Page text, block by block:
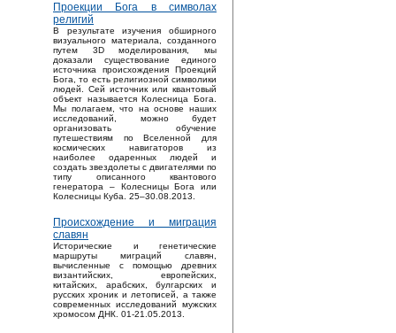
Проекции Бога в символах
религий
В результате изучения обширного
визуального материала, созданного
путем 3D моделирования, мы
доказали существование единого
источника происхождения Проекций
Бога, то есть религиозной символики
людей. Сей источник или квантовый
объект называется Колесница Бога.
Мы полагаем, что на основе наших
исследований, можно будет
организовать обучение
путешествиям по Вселенной для
космических навигаторов из
наиболее одаренных людей и
создать звездолеты с двигателями по
типу описанного квантового
генератора – Колесницы Бога или
Колесницы Куба. 25–30.08.2013.
Происхождение и миграция
славян
Исторические и генетические
маршруты миграций славян,
вычисленные с помощью древних
византийских, европейских,
китайских, арабских, булгарских и
русских хроник и летописей, а также
современных исследований мужских
хромосом ДНК. 01-21.05.2013.